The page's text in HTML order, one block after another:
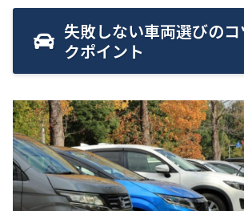
失敗しない車両選びの
クポイント